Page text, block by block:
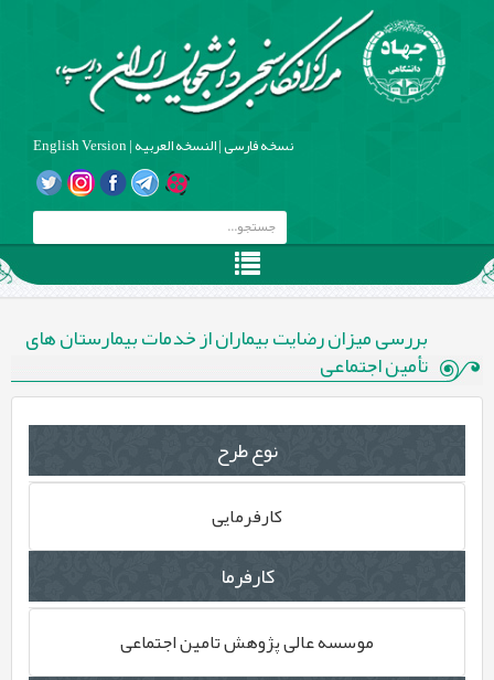
نسخه فارسی|النسخه العربیه|
English Version
بررسی میزان رضایت بیماران از خدمات بیمارستان های
تأمین اجتماعی
نوع طرح
کارفرمایی
کارفرما
موسسه عالی پژوهش تامین اجتماعی